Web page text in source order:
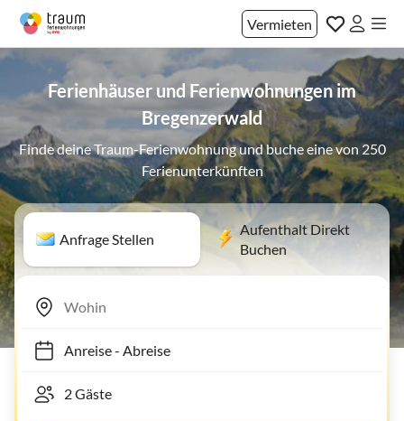
Vermieten
Ferienhäuser und Ferienwohnungen im
Bregenzerwald
Finde deine Traum-Ferienwohnung und buche eine von 250
Ferienunterkünften
Anfrage Stellen
Aufenthalt Direkt
Buchen
Anreise- Abreise